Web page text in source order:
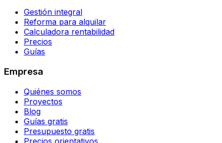
Gestión integral
Reforma para alquilar
Calculadora rentabilidad
Precios
Guías
Empresa
Quiénes somos
Proyectos
Blog
Guías gratis
Presupuesto gratis
Precios orientativos